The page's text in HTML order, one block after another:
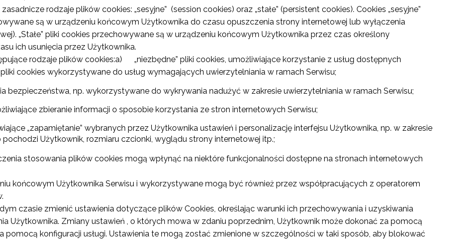
rodzaje plików cookies: „sesyjne” (session cookies) oraz „stałe” (persistent cookies). Cookies „sesyjne”
są w urządzeniu końcowym Użytkownika do czasu opuszczenia strony internetowej lub wyłączenia
„Stałe” pliki cookies przechowywane są w urządzeniu końcowym Użytkownika przez czas określony
ich usunięcia przez Użytkownika.
rodzaje plików cookies:a) „niezbędne” pliki cookies, umożliwiające korzystanie z usług dostępnych
cookies wykorzystywane do usług wymagających uwierzytelniania w ramach Serwisu;
np. wykorzystywane do wykrywania nadużyć w zakresie uwierzytelniania w ramach Serwisu;
zbieranie informacji o sposobie korzystania ze stron internetowych Serwisu;
„zapamiętanie” wybranych przez Użytkownika ustawień i personalizację interfejsu Użytkownika, np. w zakresie
Użytkownik, rozmiaru czcionki, wyglądu strony internetowej itp.;
stosowania plików cookies mogą wpłynąć na niektóre funkcjonalności dostępne na stronach internetowych
końcowym Użytkownika Serwisu i wykorzystywane mogą być również przez współpracujących z operatorem
czasie zmienić ustawienia dotyczące plików Cookies, określając warunki ich przechowywania i uzyskiwania
Użytkownika. Zmiany ustawień , o których mowa w zdaniu poprzednim, Użytkownik może dokonać za pomocą
pomocą konfiguracji usługi. Ustawienia te mogą zostać zmienione w szczególności w taki sposób, aby blokować